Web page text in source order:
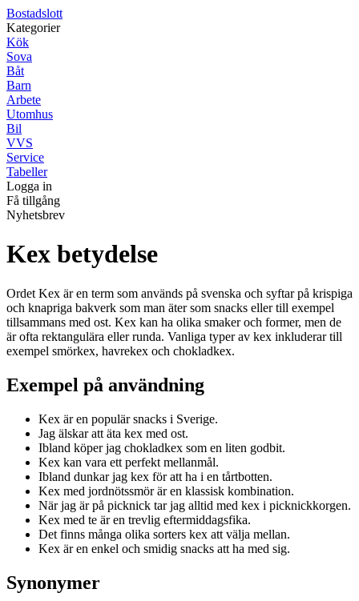
Bostadslott
Kategorier
Kök
Sova
Båt
Barn
Arbete
Utomhus
Bil
VVS
Service
Tabeller
Logga in
Få tillgång
Nyhetsbrev
Kex betydelse
Ordet Kex är en term som används på svenska och syftar på krispiga
och knapriga bakverk som man äter som snacks eller till exempel
tillsammans med ost. Kex kan ha olika smaker och former, men de
är ofta rektangulära eller runda. Vanliga typer av kex inkluderar till
exempel smörkex, havrekex och chokladkex.
Exempel på användning
Kex är en populär snacks i Sverige.
Jag älskar att äta kex med ost.
Ibland köper jag chokladkex som en liten godbit.
Kex kan vara ett perfekt mellanmål.
Ibland dunkar jag kex för att ha i en tårtbotten.
Kex med jordnötssmör är en klassisk kombination.
När jag är på picknick tar jag alltid med kex i picknickkorgen.
Kex med te är en trevlig eftermiddagsfika.
Det finns många olika sorters kex att välja mellan.
Kex är en enkel och smidig snacks att ha med sig.
Synonymer